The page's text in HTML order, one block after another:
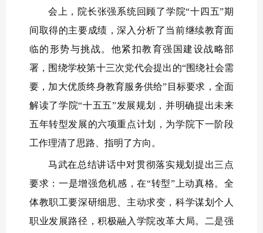
会上，院长张强系统回顾了学院“十四五”期
间取得的主要成绩，深入分析了当前继续教育面
临的形势与挑战。他紧扣教育强国建设战略部
署，围绕学校第十三次党代会提出的“围绕社会需
要，加大优质终身教育服务供给”目标要求，全面
解读了学院“十五五”发展规划，并明确提出未来
五年转型发展的六项重点计划，为学院下一阶段
工作理清了思路、指明了方向。
马武在总结讲话中对贯彻落实规划提出三点
要求：一是增强危机感，在“转型”上动真格。全
体教职工要深研细思、主动求变，科学谋划个人
职业发展路径，积极融入学院改革大局。二是强